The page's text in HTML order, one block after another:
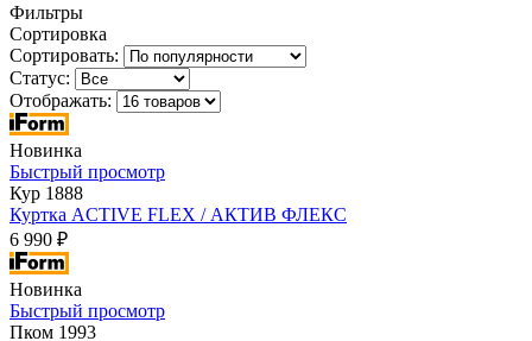
Фильтры
Сортировка
Сортировать:
Статус:
Отображать:
Новинка
Быстрый просмотр
Кур 1888
Куртка ACTIVE FLEX / АКТИВ ФЛЕКС
6 990 ₽
Новинка
Быстрый просмотр
Пком 1993